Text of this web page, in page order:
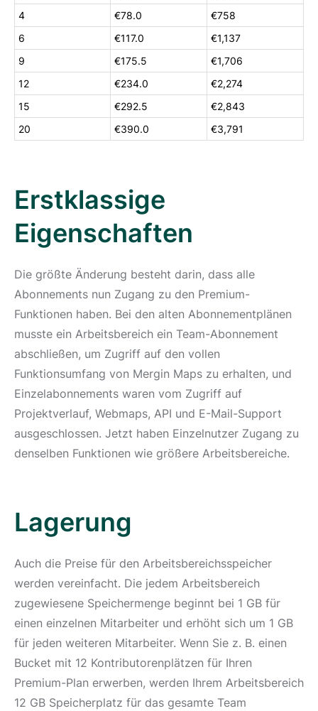
4
€78.0
€758
6
€117.0
€1,137
9
€175.5
€1,706
12
€234.0
€2,274
15
€292.5
€2,843
20
€390.0 €3,791
Erstklassige
Eigenschaften
Die größte Änderung besteht darin, dass alle
Abonnements nun Zugang zu den Premium-
Funktionen haben. Bei den alten Abonnementplänen
musste ein Arbeitsbereich ein Team-Abonnement
abschließen, um Zugriff auf den vollen
Funktionsumfang von Mergin Maps zu erhalten, und
Einzelabonnements waren vom Zugriff auf
Projektverlauf, Webmaps, API und E-Mail-Support
ausgeschlossen. Jetzt haben Einzelnutzer Zugang zu
denselben Funktionen wie größere Arbeitsbereiche.
Lagerung
Auch die Preise für den Arbeitsbereichsspeicher
werden vereinfacht. Die jedem Arbeitsbereich
zugewiesene Speichermenge beginnt bei 1 GB für
einen einzelnen Mitarbeiter und erhöht sich um 1 GB
für jeden weiteren Mitarbeiter. Wenn Sie z. B. einen
Bucket mit 12 Kontributorenplätzen für Ihren
Premium-Plan erwerben, werden Ihrem Arbeitsbereich
12 GB Speicherplatz für das gesamte Team